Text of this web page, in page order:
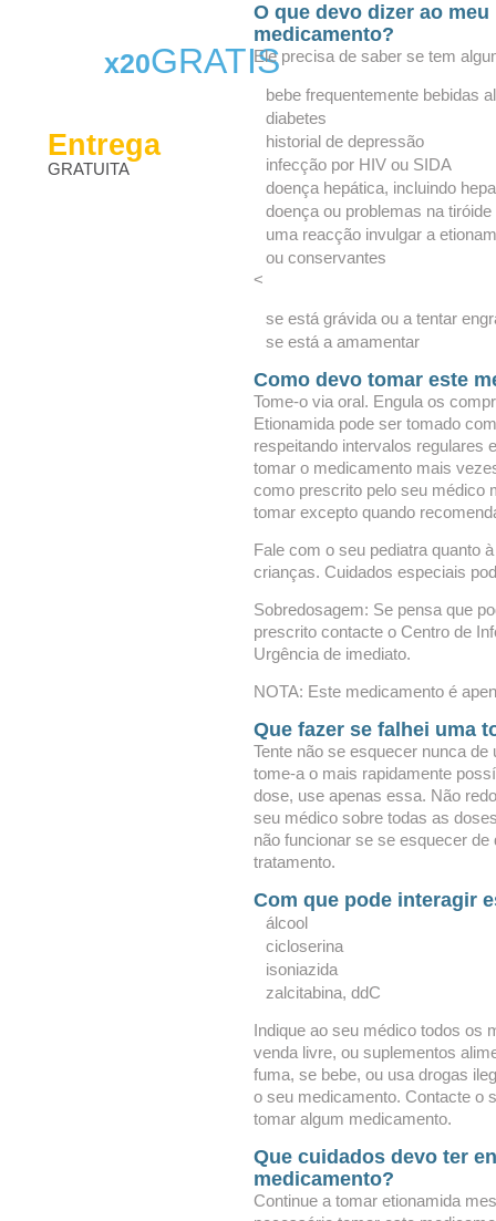
x20GRATIS
Entrega
GRATUITA
O que devo dizer ao
medicamento?
Ele precisa de saber se tem
bebe frequentemente bebidas
diabetes
historial de depressão
infecção por HIV ou SIDA
doença hepática, incluindo
doença ou problemas na tiróide
uma reacção invulgar a
ou conservantes
<
se está grávida ou a tentar
se está a amamentar
Como devo tomar este
Tome-o via oral. Engula os
Etionamida pode ser tomado
respeitando intervalos regulares
tomar o medicamento mais
como prescrito pelo seu médico
tomar excepto quando
Fale com o seu pediatra quanto
crianças. Cuidados especiais
Sobredosagem: Se pensa que
prescrito contacte o Centro de
Urgência de imediato.
NOTA: Este medicamento é
Que fazer se falhei uma
Tente não se esquecer nunca
tome-a o mais rapidamente
dose, use apenas essa. Não
seu médico sobre todas as
não funcionar se se esquecer
tratamento.
Com que pode interagir
álcool
cicloserina
isoniazida
zalcitabina, ddC
Indique ao seu médico todos os
venda livre, ou suplementos
fuma, se bebe, ou usa drogas
o seu medicamento. Contacte o
tomar algum medicamento.
Que cuidados devo ter
medicamento?
Continue a tomar etionamida